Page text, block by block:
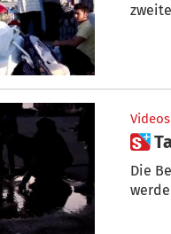
Videos

Die